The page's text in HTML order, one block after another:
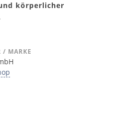
körperlicher
/ MARKE